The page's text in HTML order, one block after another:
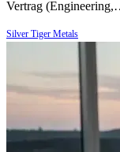
Vertrag
Silver Tiger Metals